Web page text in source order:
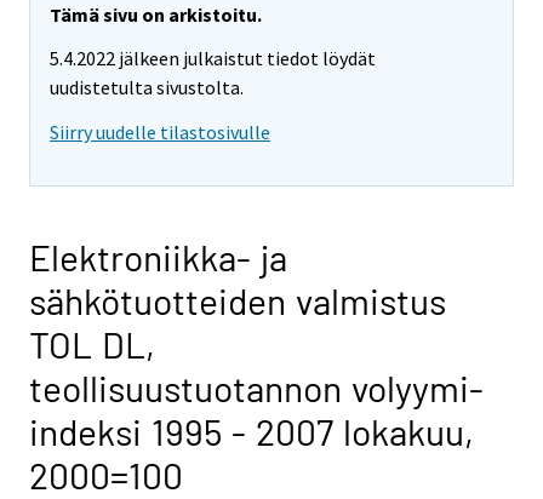
Tämä sivu on arkistoitu.
5.4.2022 jälkeen julkaistut tiedot löydät
uudistetulta sivustolta.
Siirry uudelle tilastosivulle
Elektroniikka- ja
sähkötuotteiden valmistus
TOL DL,
teollisuustuotannon volyymi-
indeksi 1995 - 2007 lokakuu,
2000=100